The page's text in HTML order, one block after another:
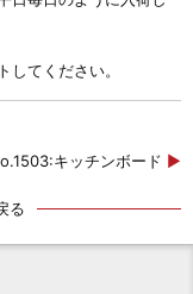
てください。
キッチンボード ▶
る